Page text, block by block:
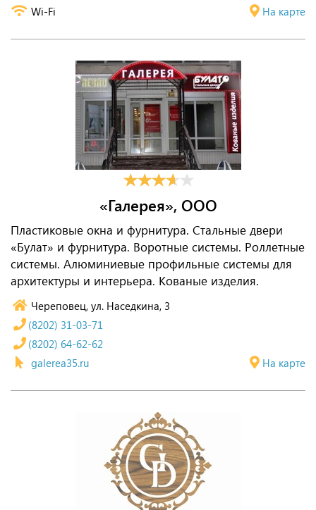
На карте
Wi-Fi
«Галерея», ООО
Пластиковые окна и фурнитура. Стальные двери
«Булат» и фурнитура. Воротные системы. Роллетные
системы. Алюминиевые профильные системы для
архитектуры и интерьера. Кованые изделия.
Череповец, ул. Наседкина, 3
На карте
(8202) 31-03-71
(8202) 64-62-62
galerea35.ru